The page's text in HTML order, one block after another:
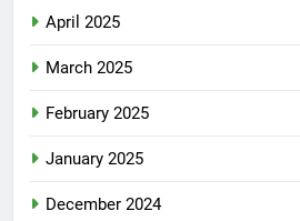
April 2025
March 2025
February 2025
January 2025
December 2024